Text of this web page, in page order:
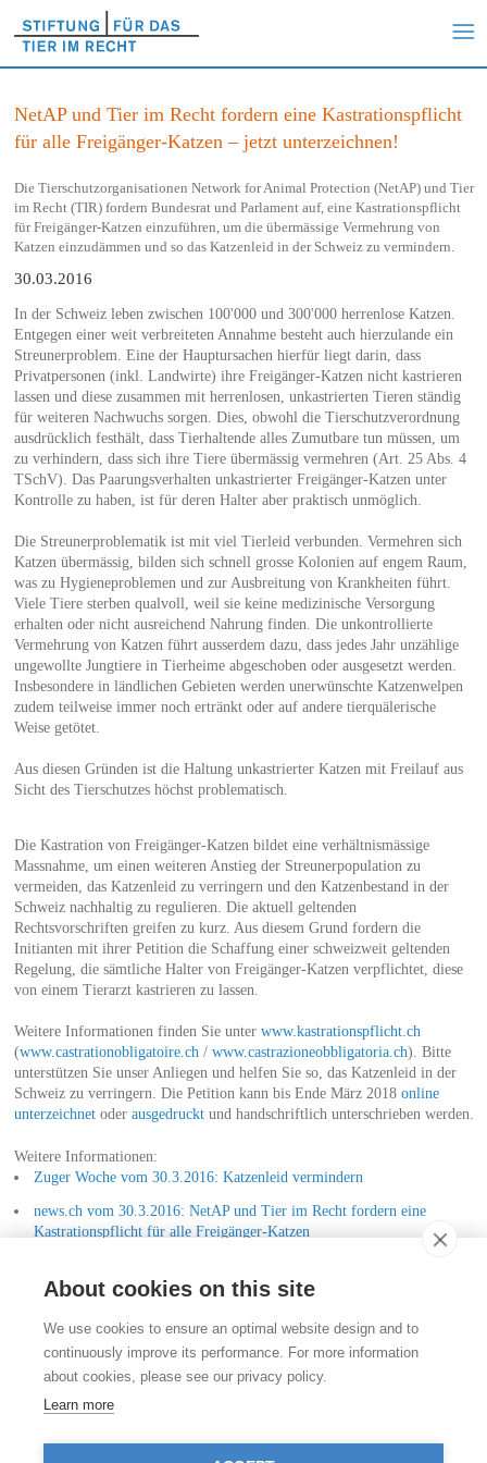
NetAP und Tier im Recht fordern eine Kastrationspflicht
für alle Freigänger-Katzen – jetzt unterzeichnen!
Die Tierschutzorganisationen Network for Animal Protection (NetAP) und Tier
im Recht (TIR) fordern Bundesrat und Parlament auf, eine Kastrationspflicht
für Freigänger-Katzen einzuführen, um die übermässige Vermehrung von
Katzen einzudämmen und so das Katzenleid in der Schweiz zu vermindern.
30.03.2016
In der Schweiz leben zwischen 100'000 und 300'000 herrenlose Katzen.
Entgegen einer weit verbreiteten Annahme besteht auch hierzulande ein
Streunerproblem. Eine der Hauptursachen hierfür liegt darin, dass
Privatpersonen (inkl. Landwirte) ihre Freigänger-Katzen nicht kastrieren
lassen und diese zusammen mit herrenlosen, unkastrierten Tieren ständig
für weiteren Nachwuchs sorgen. Dies, obwohl die Tierschutzverordnung
ausdrücklich festhält, dass Tierhaltende alles Zumutbare tun müssen, um
zu verhindern, dass sich ihre Tiere übermässig vermehren (Art. 25 Abs. 4
TSchV). Das Paarungsverhalten unkastrierter Freigänger-Katzen unter
Kontrolle zu haben, ist für deren Halter aber praktisch unmöglich.
Die Streunerproblematik ist mit viel Tierleid verbunden. Vermehren sich
Katzen übermässig, bilden sich schnell grosse Kolonien auf engem Raum,
was zu Hygieneproblemen und zur Ausbreitung von Krankheiten führt.
Viele Tiere sterben qualvoll, weil sie keine medizinische Versorgung
erhalten oder nicht ausreichend Nahrung finden. Die unkontrollierte
Vermehrung von Katzen führt ausserdem dazu, dass jedes Jahr unzählige
ungewollte Jungtiere in Tierheime abgeschoben oder ausgesetzt werden.
Insbesondere in ländlichen Gebieten werden unerwünschte Katzenwelpen
zudem teilweise immer noch ertränkt oder auf andere tierquälerische
Weise getötet.
Aus diesen Gründen ist die Haltung unkastrierter Katzen mit Freilauf aus
Sicht des Tierschutzes höchst problematisch.
Die Kastration von Freigänger-Katzen bildet eine verhältnismässige
Massnahme, um einen weiteren Anstieg der Streunerpopulation zu
vermeiden, das Katzenleid zu verringern und den Katzenbestand in der
Schweiz nachhaltig zu regulieren. Die aktuell geltenden
Rechtsvorschriften greifen zu kurz. Aus diesem Grund fordern die
Initianten mit ihrer Petition die Schaffung einer schweizweit geltenden
Regelung, die sämtliche Halter von Freigänger-Katzen verpflichtet, diese
von einem Tierarzt kastrieren zu lassen.
Weitere Informationen finden Sie unter www.kastrationspflicht.ch
(www.castrationobligatoire.ch / www.castrazioneobbligatoria.ch). Bitte
unterstützen Sie unser Anliegen und helfen Sie so, das Katzenleid in der
Schweiz zu verringern. Die Petition kann bis Ende März 2018 online
unterzeichnetoder ausgedrucktund handschriftlich unterschrieben werden.
Weitere Informationen:
Zuger Woche vom 30.3.2016: Katzenleid vermindern
news.ch vom 30.3.2016: NetAP und Tier im Recht fordern eine
Kastrationspflicht für alle Freigänger-Katzen
Stiftung für das Tier im Recht (TIR)
Rigistrasse 9
CH - 8006 Zürich
info@tierimrecht.org
Ihre Spende kann von den Steuern abgezogen werden.
About cookies on this site
We use cookies to ensure an optimal website design and to
continuously improve its performance. For more information
about cookies, please see our privacy policy.
Learn more